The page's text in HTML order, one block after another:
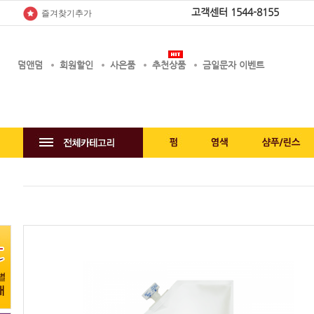
즐겨찾기추가 고객센터 1544-8155
덤앤덤 회원할인 사은품 추천상품 금일문자 이벤트